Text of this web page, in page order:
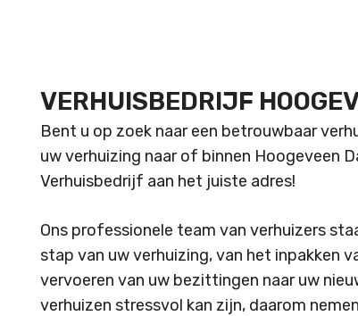
VERHUISBEDRIJF
Bent u op zoek naar een betrouwbaar
uw verhuizing naar of binnen Hoogeveen
Verhuisbedrijf aan het juiste adres!
Ons professionele team van verhuizers
stap van uw verhuizing, van het inpakken
vervoeren van uw bezittingen naar uw
verhuizen stressvol kan zijn, daarom